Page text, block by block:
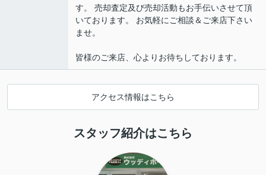
す。 売却査定及び売却活動もお手伝いさせて頂
いております。 お気軽にご相談＆ご来店下さい
ませ。
皆様のご来店、心よりお待ちしております。
アクセス情報はこちら
スタッフ紹介はこちら